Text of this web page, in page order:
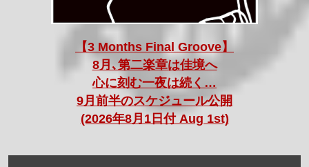
【3 Months Final Groove】
8月､第二楽章は佳境へ
心に刻む一夜は続く…
9月前半のスケジュール公開
(2026年8月1日付 Aug 1st)